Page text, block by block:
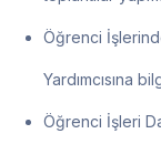
Öğrenci
Yardımcısına
Öğrenci İşleri